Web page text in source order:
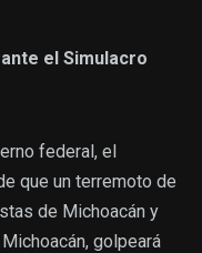
el Simulacro
federal, el
que un terremoto de
de Michoacán y
golpeará